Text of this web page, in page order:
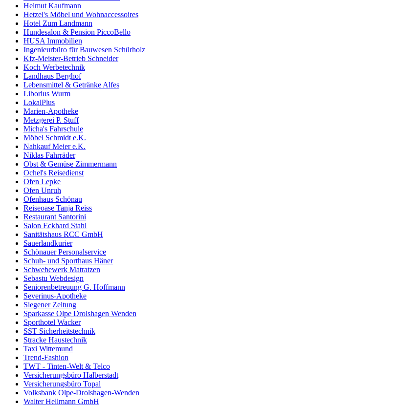
Helmut Kaufmann
Hetzel's Möbel und Wohnaccessoires
Hotel Zum Landmann
Hundesalon & Pension PiccoBello
HUSA Immobilien
Ingenieurbüro für Bauwesen Schürholz
Kfz-Meister-Betrieb Schneider
Koch Werbetechnik
Landhaus Berghof
Lebensmittel & Getränke Alfes
Liborius Wurm
LokalPlus
Marien-Apotheke
Metzgerei P. Stuff
Micha's Fahrschule
Möbel Schmidt e.K.
Nahkauf Meier e.K.
Niklas Fahrräder
Obst & Gemüse Zimmermann
Ochel's Reisedienst
Ofen Lepke
Ofen Unruh
Ofenhaus Schönau
Reiseoase Tanja Reiss
Restaurant Santorini
Salon Eckhard Stahl
Sanitätshaus RCC GmbH
Sauerlandkurier
Schönauer Personalservice
Schuh- und Sporthaus Häner
Schwebewerk Matratzen
Sebastu Webdesign
Seniorenbetreuung G. Hoffmann
Severinus-Apotheke
Siegener Zeitung
Sparkasse Olpe Drolshagen Wenden
Sporthotel Wacker
SST Sicherheitstechnik
Stracke Haustechnik
Taxi Wittemund
Trend-Fashion
TWT - Tinten-Welt & Telco
Versicherungsbüro Halberstadt
Versicherungsbüro Topal
Volksbank Olpe-Drolshagen-Wenden
Walter Hellmann GmbH